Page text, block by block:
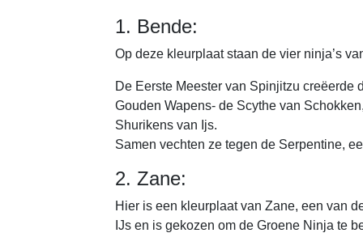
1. Bende:
Op deze kleurplaat staan de vier ninja’s
De Eerste Meester van Spinjitzu creëerde
Gouden Wapens- de Scythe van
Shurikens van Ijs.
Samen vechten ze tegen de Serpentine,
2. Zane:
Hier is een kleurplaat van Zane, een van
IJs en is gekozen om de Groene Ninja te